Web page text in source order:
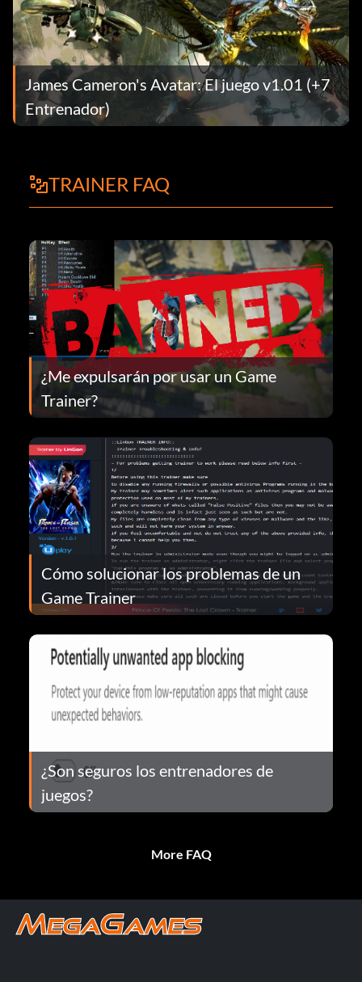
James Cameron's Avatar: El juego v1.01 (+7
Entrenador)
TRAINER FAQ
¿Me expulsarán por usar un Game
Trainer?
Cómo solucionar los problemas de un
Game Trainer
¿Son seguros los entrenadores de
juegos?
More FAQ